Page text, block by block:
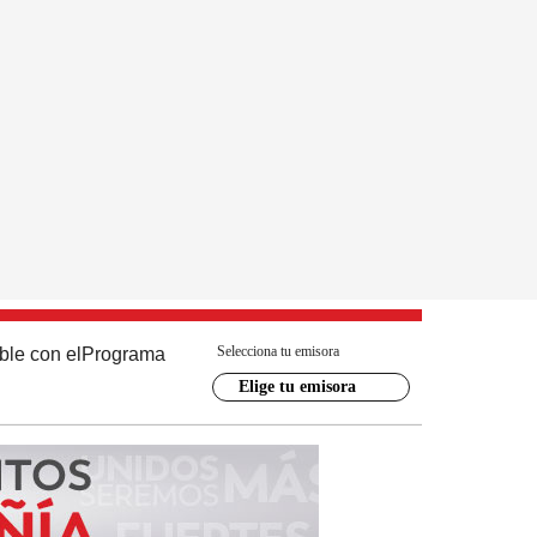
con el Programa Selecciona tu emisora
Elige tu emisora